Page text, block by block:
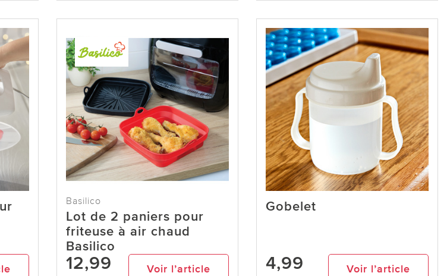
Basilico
Lot de 2 paniers pour
friteuse à air chaud
Basilico
12,99 Voir l’article
Gobelet
4,99 Voir l’article